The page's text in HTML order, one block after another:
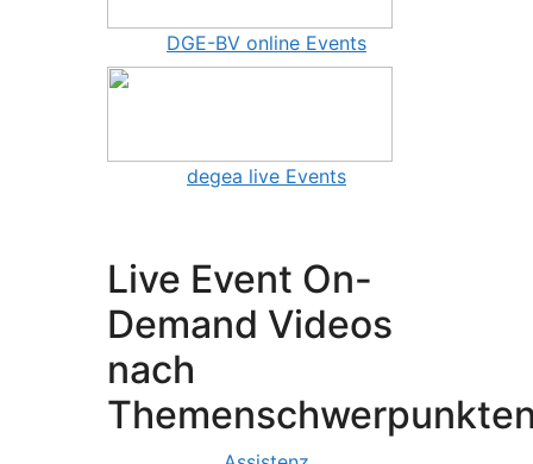
DGE-BV online Events
degea live Events
Live Event On-
Demand Videos
nach